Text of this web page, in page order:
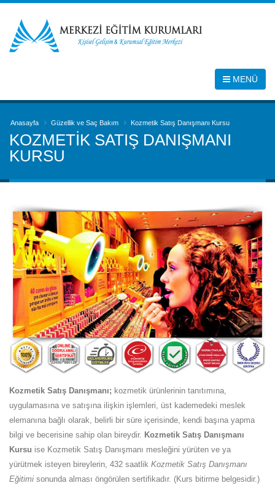
MENÜ
Anasayfa Güzellik ve Saç Bakım Kozmetik Satış Danışmanı Kursu
KOZMETIK SATIŞ DANIŞMANI
KURSU
Kozmetik Satış Danışmanı; kozmetik ürünlerinin tanıtımına,
uygulamasına ve satışına ilişkin işlemleri, üst kademedeki meslek
elemanına bağlı olarak, belirli bir süre içerisinde, kendi başına yapma
bilgi ve becerisine sahip olan bireydir. Kozmetik Satış Danışmanı
Kursu ise Kozmetik Satış Danışmanı mesleğini yürüten ve ya
yürütmek isteyen bireylerin, 432 saatlik Kozmetik Satış Danışmanı
Eğitimi sonunda alması öngörülen sertifikadır. (Kurs bitirme belgesidir.)